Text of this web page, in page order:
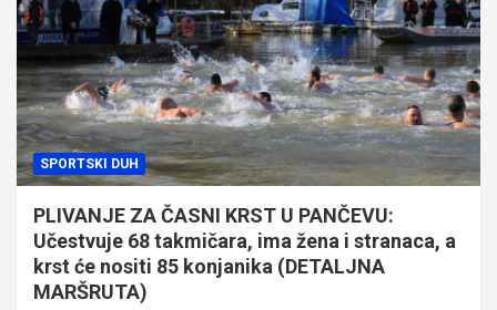
SPORTSKI DUH
PLIVANJE ZA ČASNI KRST U PANČEVU:
Učestvuje 68 takmičara, ima žena i stranaca, a
krst će nositi 85 konjanika (DETALJNA
MARŠRUTA)